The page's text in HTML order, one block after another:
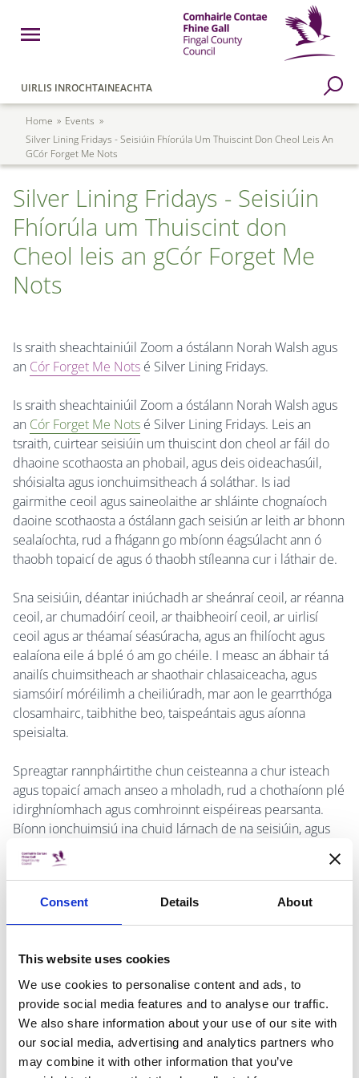
Consent Details About
This website uses cookies
We use cookies to personalise content and ads, to
provide social media features and to analyse our traffic.
We also share information about your use of our site with
our social media, advertising and analytics partners who
may combine it with other information that you’ve
Open Menu
UIRLIS INROCHTAINEACHTA Go to Search Page
Breadcrumb
Home
Events
Silver Lining Fridays - Seisiúin Fhíorúla Um Thuiscint Don Cheol Leis An
GCór Forget Me Nots
Silver Lining Fridays - Seisiúin
Fhíorúla um Thuiscint don
Cheol leis an gCór Forget Me
Nots
Is sraith sheachtainiúil Zoom a óstálann Norah Walsh agus
an Cór Forget Me Nots é Silver Lining Fridays.
Is sraith sheachtainiúil Zoom a óstálann Norah Walsh agus
an Cór Forget Me Nots é Silver Lining Fridays. Leis an
tsraith, cuirtear seisiúin um thuiscint don cheol ar fáil do
dhaoine scothaosta an phobail, agus deis oideachasúil,
shóisialta agus ionchuimsitheach á soláthar. Is iad
gairmithe ceoil agus saineolaithe ar shláinte chognaíoch
daoine scothaosta a óstálann gach seisiún ar leith ar bhonn
sealaíochta, rud a fhágann go mbíonn éagsúlacht ann ó
thaobh topaicí de agus ó thaobh stíleanna cur i láthair de.
Sna seisiúin, déantar iniúchadh ar sheánraí ceoil, ar réanna
ceoil, ar chumadóirí ceoil, ar thaibheoirí ceoil, ar uirlisí
ceoil agus ar théamaí séasúracha, agus an fhilíocht agus
ealaíona eile á bplé ó am go chéile. I measc an ábhair tá
anailís chuimsitheach ar shaothair chlasaiceacha, agus
siamsóirí móréilimh a cheiliúradh, mar aon le gearrthóga
closamhairc, taibhithe beo, taispeántais agus aíonna
speisialta.
Spreagtar rannpháirtithe chun ceisteanna a chur isteach
agus topaicí amach anseo a mholadh, rud a chothaíonn plé
idirghníomhach agus comhroinnt eispéireas pearsanta.
Bíonn ionchuimsiú ina chuid lárnach de na seisiúin, agus
bíonn comhrá oscailte, seisiún ceisteanna agus freagraí,
agus amhránaíocht micreafóin oscailte ann ó am go chéile.
Déantar ócáidí speisialta amhail an Nollaig, an Cháisc agus
Lá Fhéile Pádraig a cheiliúradh le ceol, filíocht agus
scéalaíocht a bhaineann leis na hócáidí sin, rud a
bliana.
Cuirtear fáilte sna seisiúin sin roimh dhaoine scothaosta an
phobail, roimh dhaoine scothaosta leochaileacha, agus
roimh theaghlaigh a bhfuil tionchar ag cailliúint chuimhne
orthu (níl aon srianta air sin). I measc na rannpháirtithe